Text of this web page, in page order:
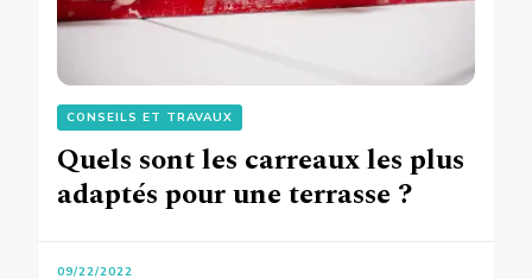
CONSEILS ET TRAVAUX
Quels sont les carreaux les plus
adaptés pour une terrasse ?
09/22/2022